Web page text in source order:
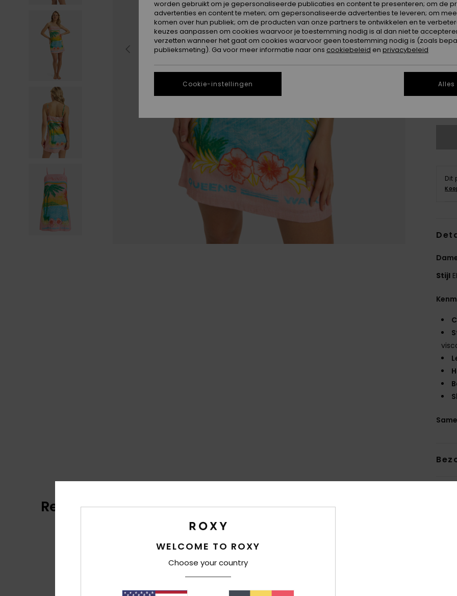
XS
Dit
Stijl
Reviews van klanten
WELCOME TO ROXY
Choose your country
worden gebruikt om je gepersonaliseerde publicaties en content te presenteren; om de
advertenties en content te meten; om gepersonaliseerde advertenties te leveren; om
komen over hun publiek; om de producten van onze partners te ontwikkelen en te
keuzes aanpassen om cookies waarvoor je toestemming nodig is al dan niet te
verzetten wanneer het gaat om cookies waarvoor geen toestemming nodig is (zoals
publieksmeting). Ga voor meer informatie naar ons cookiebeleid en privacybeleid
Cookie-instellingen Alles